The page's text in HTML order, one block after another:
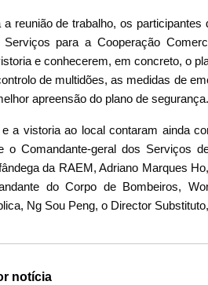
a reunião de trabalho, os
Serviços para a Cooperação
e conhecerem, em concreto, o
de multidões, as medidas de
apreensão do plano de segurança.
e a vistoria ao local contaram ainda
o Comandante-geral dos Serviços
da RAEM, Adriano Marques
do Corpo de Bombeiros,
Ng Sou Peng, o Director
notícia